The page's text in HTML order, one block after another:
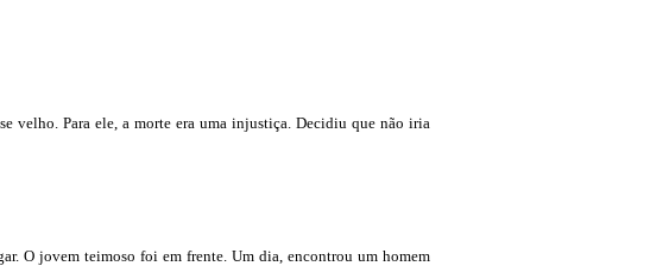
velho. Para ele, a morte era uma injustiça. Decidiu que não iria
O jovem teimoso foi em frente. Um dia, encontrou um homem